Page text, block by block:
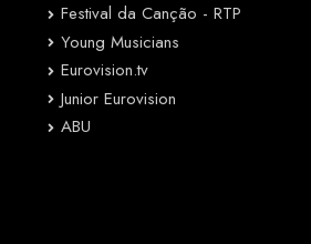
Festival da Canção - RTP
Young Musicians
Eurovision.tv
Junior Eurovision
ABU